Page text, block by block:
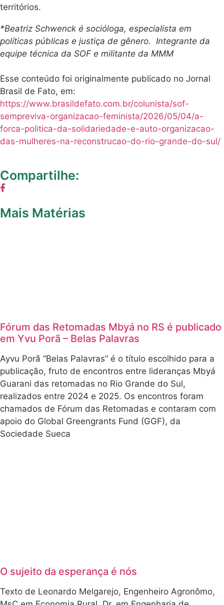
territórios.
*Beatriz Schwenck é socióloga, especialista em
políticas públicas e justiça de gênero. Integrante da
equipe técnica da SOF e militante da MMM
Esse conteúdo foi originalmente publicado no Jornal
Brasil de Fato, em:
https://www.brasildefato.com.br/colunista/sof-
sempreviva-organizacao-feminista/2026/05/04/a-
forca-politica-da-solidariedade-e-auto-organizacao-
das-mulheres-na-reconstrucao-do-rio-grande-do-sul/
Compartilhe:
Mais Matérias
Fórum das Retomadas Mbyá no RS é publicado
em Yvu Porã – Belas Palavras
Ayvu Porã “Belas Palavras” é o título escolhido para a
publicação, fruto de encontros entre lideranças Mbyá
Guarani das retomadas no Rio Grande do Sul,
realizados entre 2024 e 2025. Os encontros foram
chamados de Fórum das Retomadas e contaram com
apoio do Global Greengrants Fund (GGF), da
Sociedade Sueca
O sujeito da esperança é nós
Texto de Leonardo Melgarejo, Engenheiro Agronômo,